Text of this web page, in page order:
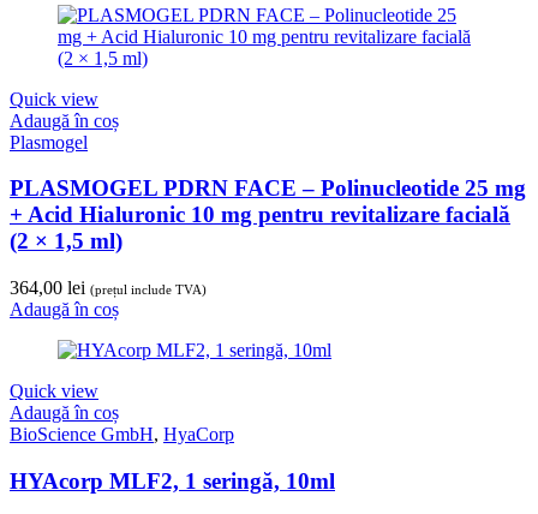
Quick view
Adaugă în coș
Plasmogel
PLASMOGEL PDRN FACE – Polinucleotide 25 mg
+ Acid Hialuronic 10 mg pentru revitalizare facială
(2 × 1,5 ml)
364,00 lei (prețul include TVA)
Adaugă în coș
Quick view
Adaugă în coș
BioScience GmbH, HyaCorp
HYAcorp MLF2, 1 seringă, 10ml